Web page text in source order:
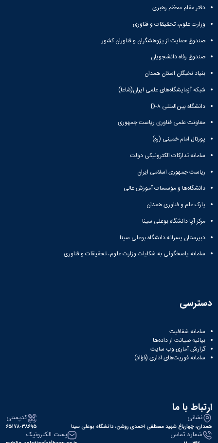
دفتر مقام معظم رهبری
وزارت علوم، تحقیقات و فناوری
صندوق حمایت از پژوهشگران و فناوران کشور
صندوق رفاه دانشجویان
بنیاد نخبگان استان همدان
شبکه آزمایشگاه‌های علمی ایران(شاعا)
دانشگاه بین‌المللی D-۸
معاونت علمی فناوری ریاست جمهوری
پورتال امام خمینی (ره)
سامانه تدارکات الکترونیکی دولت
ریاست جمهوری اسلامی ایران
دانشگاه‌ها و مؤسسات آموزش عالی
پارک علم و فناوری همدان
مرکز آپا دانشگاه بوعلی سینا
دبیرستان پسرانه دانشگاه بوعلی سینا
سامانه پاسخگوئی به شکایات وزارت علوم، تحقیقات و فناوری
دسترسی
سامانه شفافیت
بیانیه صیانت از داده‌ها
گزارش آماری وب‌ سایت
سامانه فوریت‌های اداری (فؤاد)
ارتباط با ما
نشانی
همدان، چهارباغ شهید مصطفی احمدی روشن، دانشگاه بوعلی سینا
کدپستی
۶۵۱۷۸-۳۸۶۹۵
شماره تماس پست الکترونیک